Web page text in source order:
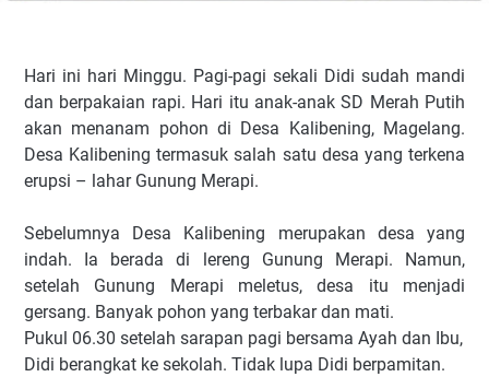
Hari ini hari Minggu. Pagi-pagi sekali Didi sudah mandi
dan berpakaian rapi. Hari itu anak-anak SD Merah Putih
akan menanam pohon di Desa Kalibening, Magelang.
Desa Kalibening termasuk salah satu desa yang terkena
erupsi – lahar Gunung Merapi.
Sebelumnya Desa Kalibening merupakan desa yang
indah. Ia berada di lereng Gunung Merapi. Namun,
setelah Gunung Merapi meletus, desa itu menjadi
gersang. Banyak pohon yang terbakar dan mati.
Pukul 06.30 setelah sarapan pagi bersama Ayah dan Ibu,
Didi berangkat ke sekolah. Tidak lupa Didi berpamitan.